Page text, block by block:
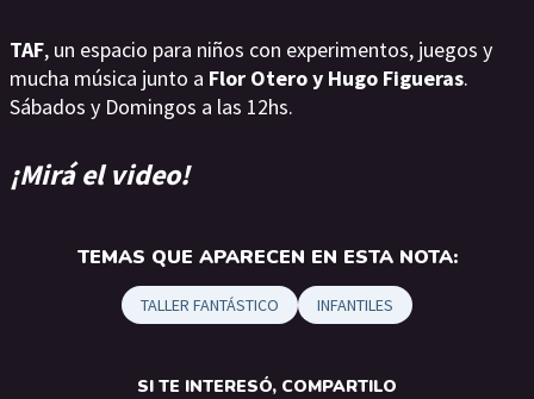
TAF, un espacio para niños con experimentos, juegos y
mucha música junto a Flor Otero y Hugo Figueras.
Sábados y Domingos a las 12hs.
¡Mirá el video!
TEMAS QUE APARECEN EN ESTA NOTA:
TALLER FANTÁSTICO INFANTILES
SI TE INTERESÓ, COMPARTILO